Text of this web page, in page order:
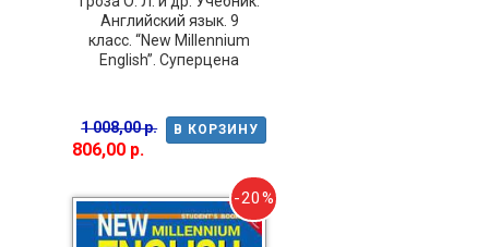
Английский язык. 9
класс. “New Millennium
English”. Суперцена
В КОРЗИНУ
1 008,00 р.
806,00 р.
-20%